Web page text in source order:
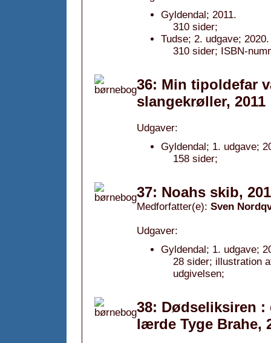
Gyldendal; 2011.
310 sider;
Tudse; 2. udgave; 2020.
310 sider; ISBN-
36: Min tipoldefar
slangekrøller, 2011
Udgaver:
Gyldendal; 1. udgave;
158 sider;
37: Noahs skib,
Medforfatter(e): Sven
Udgaver:
Gyldendal; 1. udgave;
28 sider; illustration
udgivelsen;
38: Dødseliksiren
lærde Tyge Brahe,